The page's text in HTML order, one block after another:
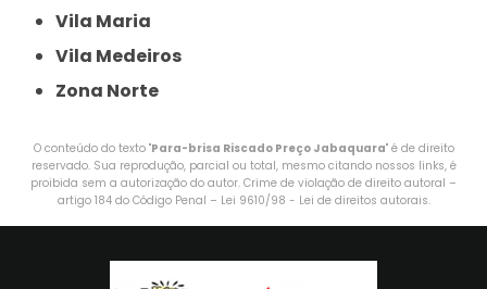
Vila Maria
Vila Medeiros
Zona Norte
O conteúdo do texto "Para-brisa Riscado Preço Jabaquara" é de direito
reservado. Sua reprodução, parcial ou total, mesmo citando nossos links, é
proibida sem a autorização do autor. Crime de violação de direito autoral –
artigo 184 do Código Penal – Lei 9610/98 - Lei de direitos autorais.